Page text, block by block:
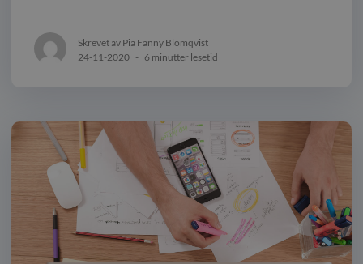
Skrevet av Pia Fanny Blomqvist
24-11-2020 - 6 minutter lesetid